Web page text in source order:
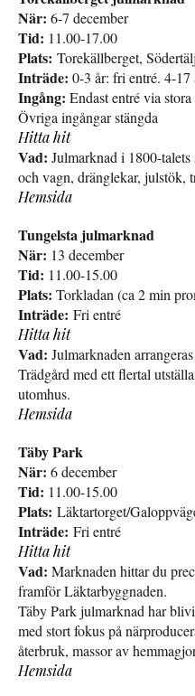
När: 6-7 december
Tid: 11.00-17.00
Plats: Torekällberget,
Inträde: 0-3 år: fri entré. 4-
Ingång: Endast entré via
Övriga ingångar stängda
Hitta hit
Vad: Julmarknad i 1800-
och vagn, dränglekar, julstök,
Hemsida
Tungelsta julmarknad
När: 13 december
Tid: 11.00-15.00
Plats: Torkladan (ca 2 min
Inträde: Fri entré
Hitta hit
Vad: Julmarknaden
Trädgård med ett flertal
utomhus.
Hemsida
Täby Park
När: 6 december
Tid: 11.00-15.00
Plats: Läktartorget/
Inträde: Fri entré
Hitta hit
Vad: Marknaden hittar du
framför Läktarbyggnaden.
Täby Park julmarknad har
med stort fokus på
återbruk, massor av
Hemsida